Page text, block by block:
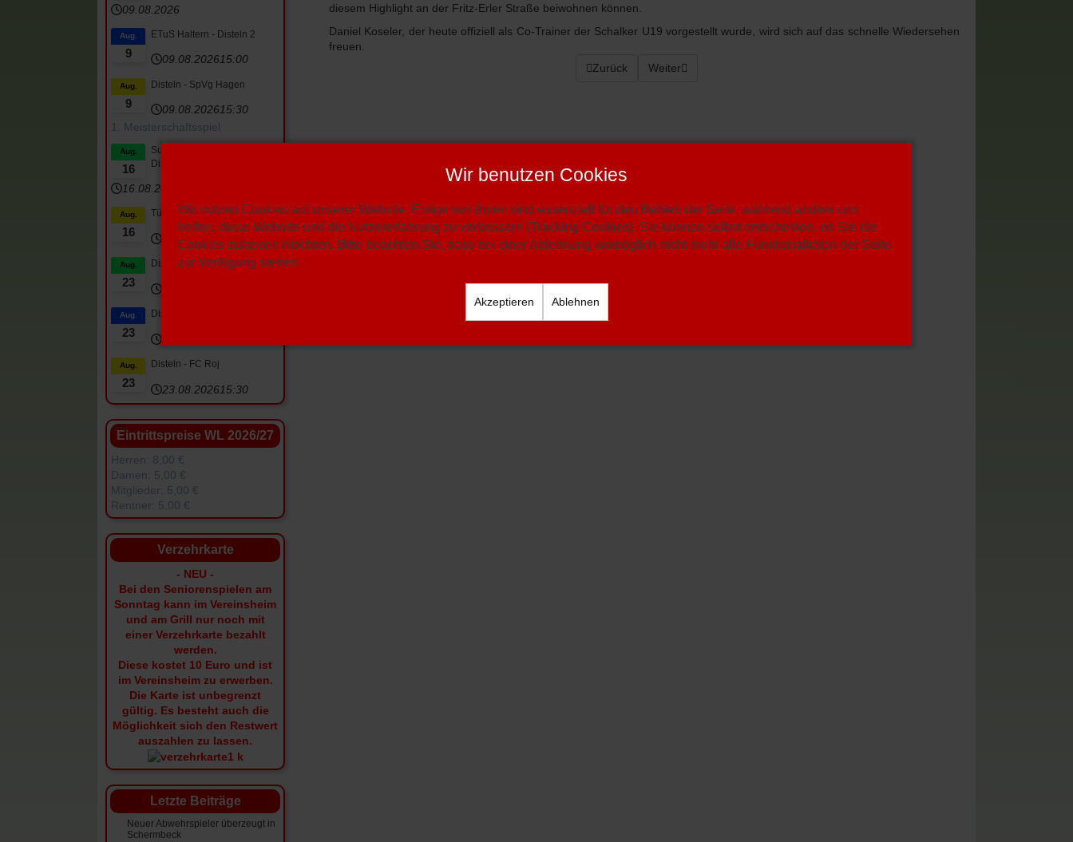
09.08.2026
9
Aug. ETuS Haltern - Disteln 2
09.08.202615:00
9
Aug. Disteln - SpVg Hagen
09.08.202615:30
1. Meisterschaftsspiel
16
Aug.
SuS Hervest-Dorsten 2 -
Disteln 3
16.08.2026
16
Aug. Türkspor DO - Disteln
16.08.2026 15:00
23
Aug. Disteln 3 - SC Marl-Hamm 2
23
Aug. Disteln 2 - DJK Spfr.Datteln
23
Aug. Disteln - FC Roj
23.08.202615:30
Eintrittspreise WL 2026/27
Herren: 8,00 €
Damen: 5,00 €
Mitglieder: 5,00 €
Rentner: 5,00 €
Verzehrkarte
- NEU -
Bei den Seniorenspielen am
Sonntag kann im Vereinsheim
und am Grill nur noch mit
einer Verzehrkarte bezahlt
werden.
Diese kostet 10 Euro und ist
im Vereinsheim zu erwerben.
Die Karte ist unbegrenzt
gültig. Es besteht auch die
Möglichkeit sich den Restwert
auszahlen zu lassen.
Letzte Beiträge
Neuer Abwehrspieler überzeugt in
Schermbeck
diesem Highlight an der Fritz-Erler Straße beiwohnen können.
Daniel Koseler, der heute offiziell als Co-Trainer der Schalker U19 vorgestellt wurde, wird sich auf das schnelle Wiedersehen
freuen.
Vorheriger Beitrag: Karina Strebel bereichert das Funktionsteam
Zurück Nächster Beitrag: FC Schalke 04 U19: Daniel Koseler verstärkt Trainer-Team
Weiter
Wir benutzen Cookies
Wir nutzen Cookies auf unserer Website. Einige von ihnen sind essenziell für den Betrieb der Seite, während andere uns
helfen, diese Website und die Nutzererfahrung zu verbessern (Tracking Cookies). Sie können selbst entscheiden, ob Sie die
Cookies zulassen möchten. Bitte beachten Sie, dass bei einer Ablehnung womöglich nicht mehr alle Funktionalitäten der Seite
zur Verfügung stehen.
Akzeptieren Ablehnen